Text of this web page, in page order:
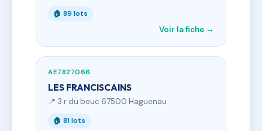
🏠 89 lots
Voir la fiche →
AE7827066
LES FRANCISCAINS
📍 3 r du bouc 67500 Haguenau
🏠 81 lots